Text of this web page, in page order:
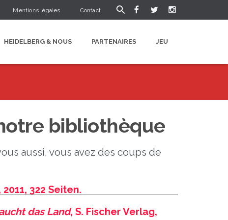
Mentions légales Contact
HEIDELBERG & NOUS PARTENAIRES JEU
bibliothèque
aussi, vous avez des coups de
322 Seiten.
das Land, S. Fischer Verlag,